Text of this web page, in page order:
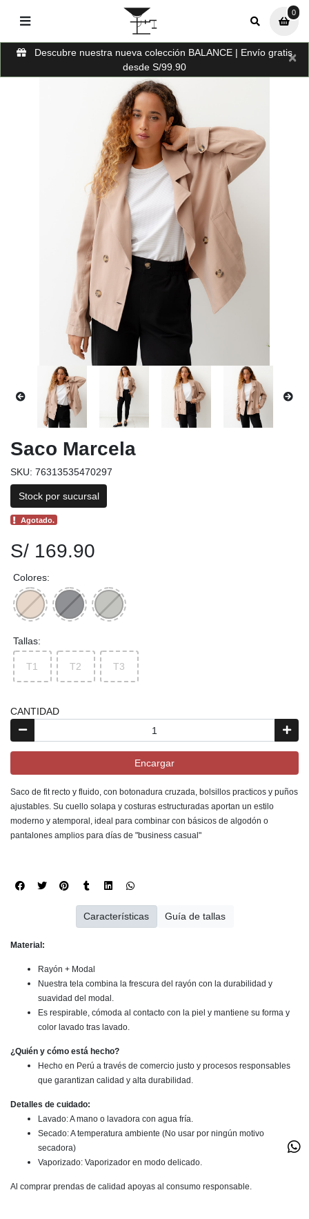
0
0
Descubre nuestra nueva colección BALANCE | Envío gratis
desde S/99.90
×
Saco Marcela
SKU: 76313535470297
Stock por sucursal
Agotado.
S/ 169.90
Colores:
Tallas:
T1 T2 T3
CANTIDAD
Encargar
Saco de fit recto y fluido, con botonadura cruzada, bolsillos practicos y puños
ajustables. Su cuello solapa y costuras estructuradas aportan un estilo
moderno y atemporal, ideal para combinar con básicos de algodón o
pantalones amplios para días de "business casual"
Material:
Rayón + Modal
Nuestra tela combina la frescura del rayón con la durabilidad y
suavidad del modal.
Es respirable, cómoda al contacto con la piel y mantiene su forma y
color lavado tras lavado.
¿Quién y cómo está hecho?
Hecho en Perú a través de comercio justo y procesos responsables
que garantizan calidad y alta durabilidad.
Detalles de cuidado:
Lavado: A mano o lavadora con agua fría.
Secado: A temperatura ambiente (No usar por ningún motivo
secadora)
Vaporizado: Vaporizador en modo delicado.
Al comprar prendas de calidad apoyas al consumo responsable.
Características Guía de tallas